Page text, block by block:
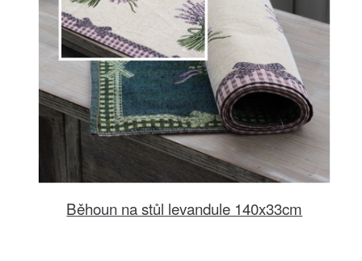
Běhoun na stůl levandule 140x33cm